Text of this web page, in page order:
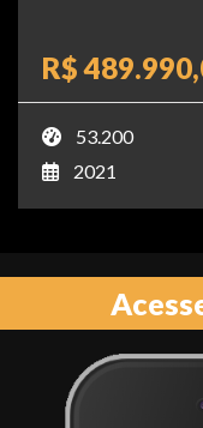
R$
53.200
2021